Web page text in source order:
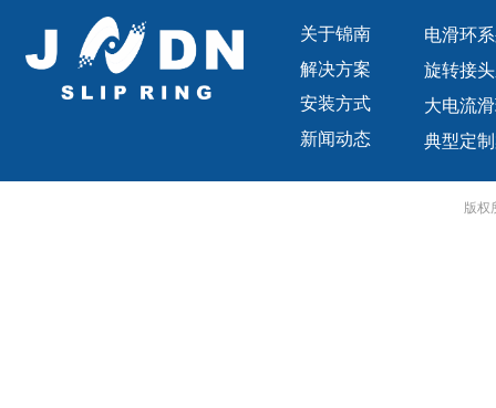
电滑环
旋转接
大电流
典型定
关于锦南
解决方案
安装方式
新闻动态
版权